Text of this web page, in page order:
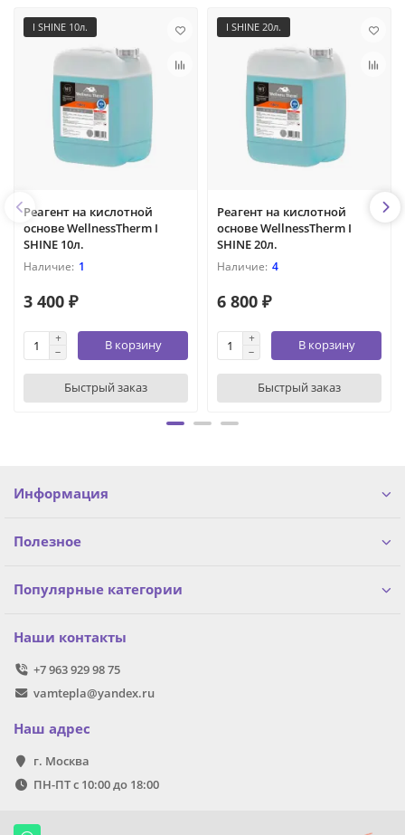
I SHINE 10л.
Реагент на кислотной
основе WellnessTherm I
SHINE 10л.
1
3 400 ₽
В корзину
Быстрый заказ
I SHINE 20л.
Реагент на кислотной
основе WellnessTherm I
SHINE 20л.
4
6 800 ₽
В корзину
Быстрый заказ
Информация
Полезное
Популярные категории
Наши контакты
+7 963 929 98 75
vamtepla@yandex.ru
Наш адрес
г. Москва
ПН-ПТ с 10:00 до 18:00